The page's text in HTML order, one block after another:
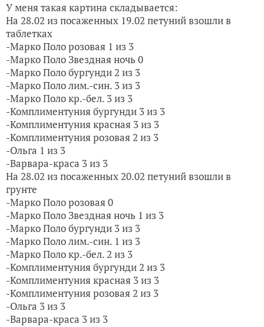
У меня такая картина складывается:
На 28.02 из посаженных 19.02 петуний взошли в
таблетках
-Марко Поло розовая 1 из 3
-Марко Поло Звездная ночь 0
-Марко Поло бургунди 2 из 3
-Марко Поло лим.-син. 3 из 3
-Марко Поло кр.-бел. 3 из 3
-Комплиментуния бургунди 3 из 3
-Комплиментуния красная 3 из 3
-Комплиментуния розовая 2 из 3
-Ольга 1 из 3
-Варвара-краса 3 из 3
На 28.02 из посаженных 20.02 петуний взошли в
грунте
-Марко Поло розовая 0
-Марко Поло Звездная ночь 1 из 3
-Марко Поло бургунди 3 из 3
-Марко Поло лим.-син. 1 из 3
-Марко Поло кр.-бел. 2 из 3
-Комплиментуния бургунди 2 из 3
-Комплиментуния красная 3 из 3
-Комплиментуния розовая 2 из 3
-Ольга 3 из 3
-Варвара-краса 3 из 3